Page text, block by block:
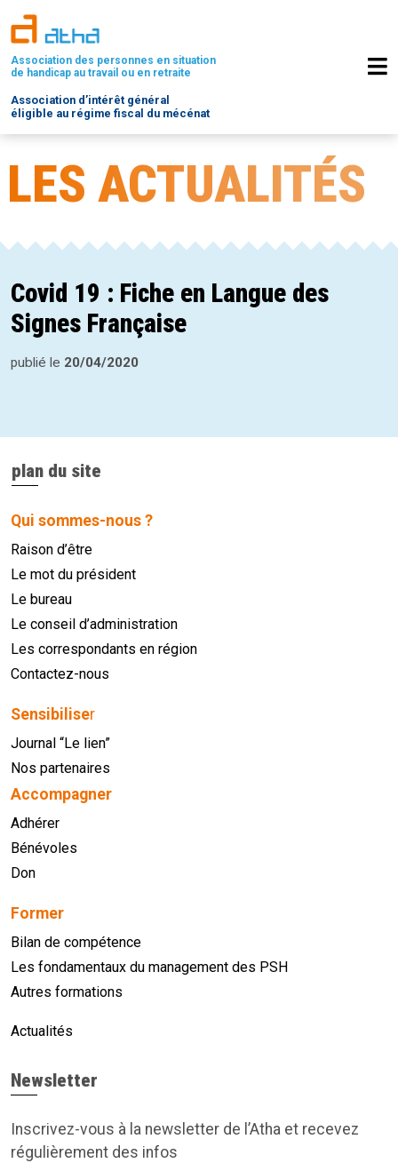
Association des personnes en situation
de handicap au travail ou en retraite
Association d’intérêt général
éligible au régime fiscal du mécénat
LES ACTUALITÉS
Covid 19 : Fiche en Langue des
Signes Française
publié le 20/04/2020
plan du site
Qui sommes-nous ?
Raison d’être
Le mot du président
Le bureau
Le conseil d’administration
Les correspondants en région
Contactez-nous
Sensibiliser
Journal “Le lien”
Nos partenaires
Accompagner
Adhérer
Bénévoles
Don
Former
Bilan de compétence
Les fondamentaux du management des PSH
Autres formations
Actualités
Newsletter
Inscrivez-vous à la newsletter de l’Atha et recevez
régulièrement des infos